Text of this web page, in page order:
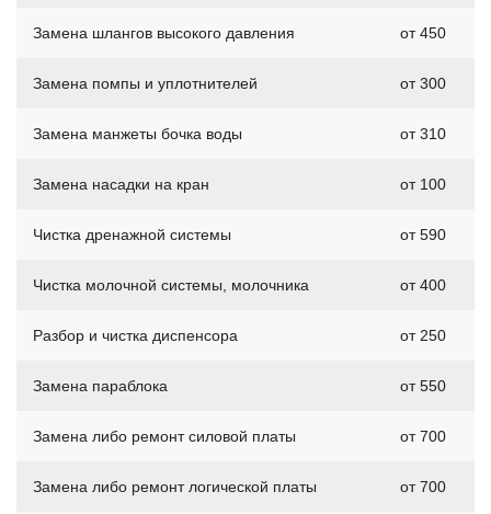
Замена шлангов высокого давления от 450
Замена помпы и уплотнителей от 300
Замена манжеты бочка воды от 310
Замена насадки на кран от 100
Чистка дренажной системы от 590
Чистка молочной системы, молочника от 400
Разбор и чистка диспенсора от 250
Замена параблока от 550
Замена либо ремонт силовой платы от 700
Замена либо ремонт логической платы от 700